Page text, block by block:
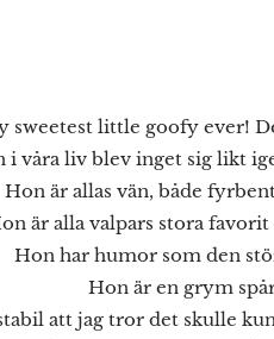
sweetest little goofy ever!
i våra liv blev inget sig likt
Hon är allas vän, både
är alla valpars stora
Hon har humor som den
Hon är en grym
att jag tror det skulle